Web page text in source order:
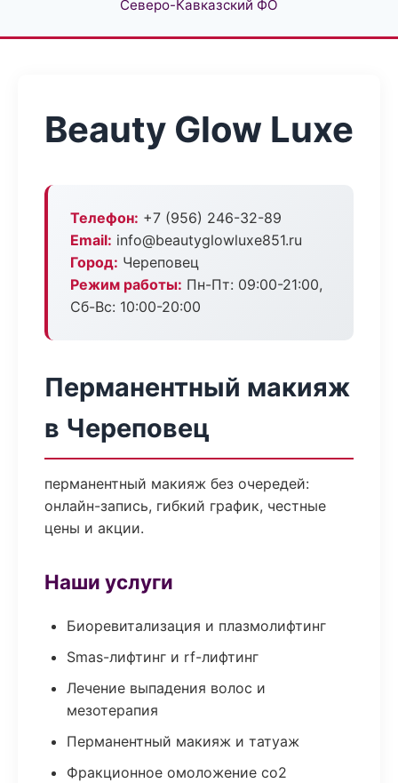
Северо-Кавказский ФО
Beauty Glow Luxe
Телефон: +7 (956) 246-32-89
Email: info@beautyglowluxe851.ru
Город: Череповец
Режим работы: Пн-Пт: 09:00-21:00,
Сб-Вс: 10:00-20:00
Перманентный макияж
в Череповец
перманентный макияж без очередей:
онлайн-запись, гибкий график, честные
цены и акции.
Наши услуги
Биоревитализация и плазмолифтинг
Smas-лифтинг и rf-лифтинг
Лечение выпадения волос и
мезотерапия
Перманентный макияж и татуаж
Фракционное омоложение co2